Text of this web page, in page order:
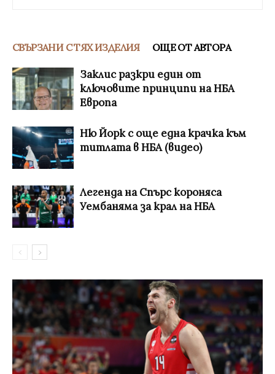
СВЪРЗАНИ С ТЯХ ИЗДЕЛИЯ ОЩЕ ОТ АВТОРА
Заклис разкри един от
ключовите принципи на НБА
Европа
Ню Йорк с още една крачка към
титлата в НБА (видео)
Легенда на Спърс короняса
Уембаняма за крал на НБА